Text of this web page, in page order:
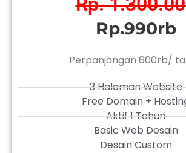
Rp.990rb
Perpanjangan 600rb/
3 Halaman Website
Free Domain +
Aktif 1 Tahun
Basic Web Desain
Desain Custom